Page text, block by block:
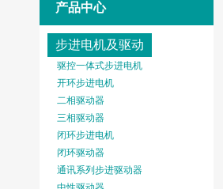
产品中心
步进电机及驱动
驱控一体式步进电机
开环步进电机
二相驱动器
三相驱动器
闭环步进电机
闭环驱动器
通讯系列步进驱动器